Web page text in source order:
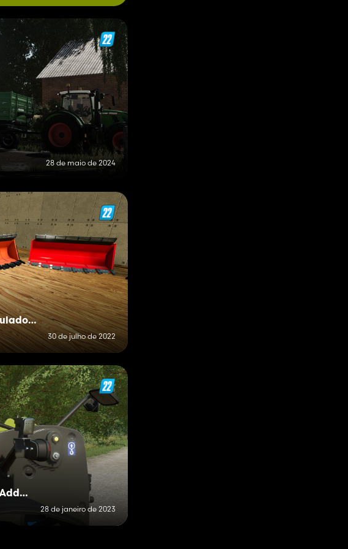
28 de maio de 2024
Pacote Multimarca de Manipuladores Telescópicos e Carregadeiras de Rodas
30 de julho de 2022
CLAAS Scorpion 1033 Grease Addon
28 de janeiro de 2023